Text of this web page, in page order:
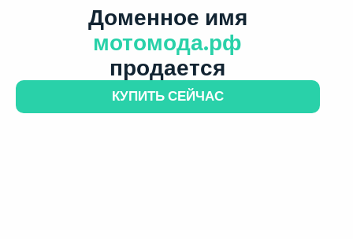
Доменное имя
мотомода.рф
продается
КУПИТЬ СЕЙЧАС